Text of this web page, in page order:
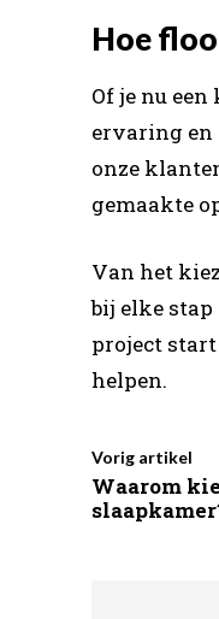
Hoe
Of je nu
ervaring en
onze
gemaakte
Van het
bij elke stap
project
helpen.
Vorig artikel
Waarom